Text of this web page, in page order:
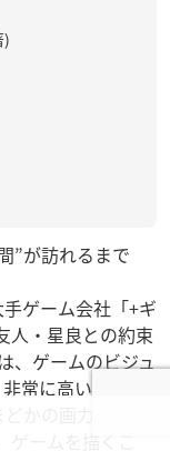
)
”が訪れるまで
ゲーム会社「+ギ
・星良との約束
、ゲームのビジュ
常に高い画力を